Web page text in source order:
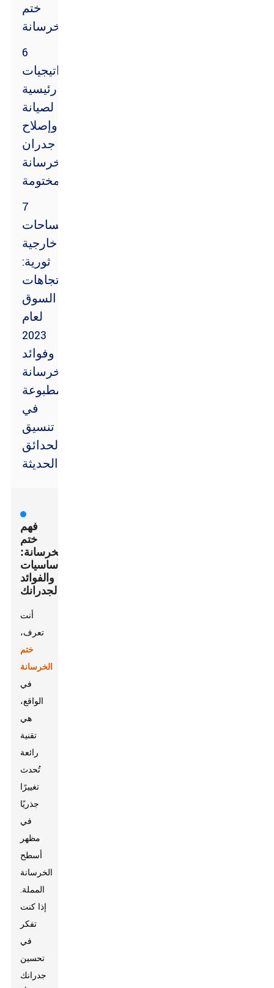
ختم
الخرسانة
6
استراتيجيات
رئيسية
لصيانة
وإصلاح
جدران
الخرسانة
المختومة
7
مساحات
خارجية
ثورية:
اتجاهات
السوق
لعام
2023
وفوائد
الخرسانة
المطبوعة
في
تنسيق
الحدائق
الحديثة
فهم
ختم
الخرسانة:
الأساسيات
والفوائد
لجدرانك
أنت
تعرف،
ختم
الخرسانة
في
الواقع،
هي
تقنية
رائعة
تُحدث
تغييرًا
جذريًا
في
مظهر
أسطح
الخرسانة
المملة.
إذا كنت
تفكر
في
تحسين
جدرانك